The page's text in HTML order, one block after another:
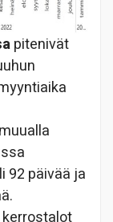
pitenivät
92 päivää ja